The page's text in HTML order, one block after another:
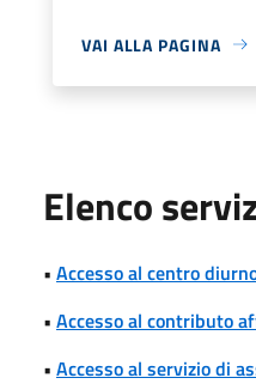
VAI ALLA PAGINA
Elenco
• Accesso al centro
• Accesso al contributo
• Accesso al servizio di